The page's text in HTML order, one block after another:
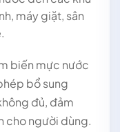
máy giặt, sân
biến mực nước
bổ sung
đủ, đảm
cho người dùng.